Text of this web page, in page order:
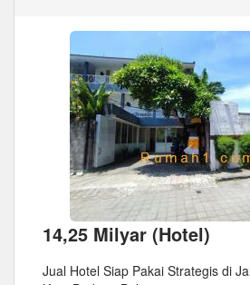
14,25 Milyar (Hotel)
Jual Hotel Siap Pakai Strategis di